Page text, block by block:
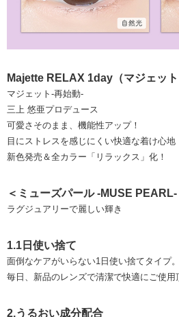
Majette RELAX 1day（マジェット
マジェット-再始動-
三上 悠亜プロデュース
可愛さそのまま、機能性アップ！
目にストレスを感じにくい快適な着け心地
新色発売＆全カラー「リラックス」化！
＜ミューズパール -MUSE PEARL-
ラグジュアリーで麗しい輝き
1.1日使い捨て
面倒なケアがいらない1日使い捨てタイプ。
毎日、新品のレンズで清潔で快適にご使用
2.うるおい成分配合